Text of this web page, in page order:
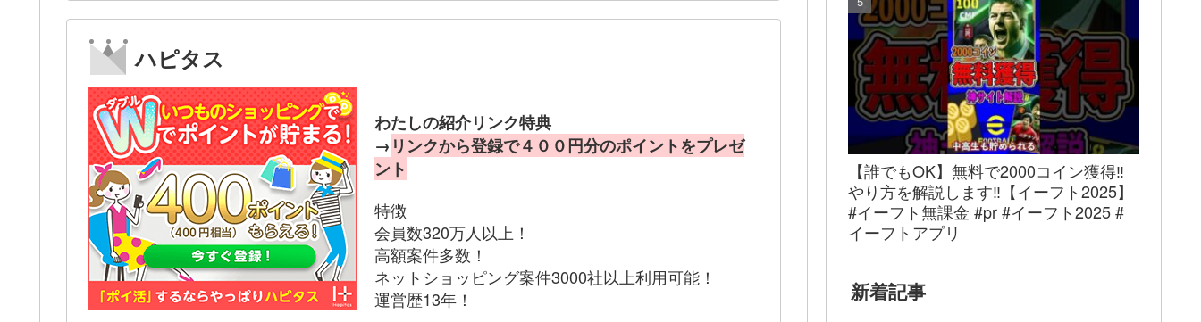
ハピタス
わたしの紹介リンク特典
→ リンクから登録で４００円分のポイントをプレゼ
ント
特徴
会員数320万人以上！
高額案件多数！
ネットショッピング案件3000社以上利用可能！
運営歴13年！
【誰でもOK】無料で2000コイン獲得‼︎
やり方を解説します‼︎【イーフト2025】
#イーフト無課金 #pr #イーフト2025 #
イーフトアプリ
新着記事